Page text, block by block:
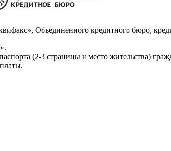
Объединенного кредитного бюро,
(2-3 страницы и место жительства)